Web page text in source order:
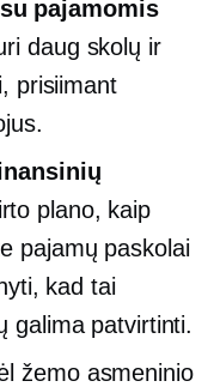
pajamomis
daug skolų ir
prisiimant
plano, kaip
pajamų paskolai
kad tai
galima patvirtinti.
žemo asmeninio